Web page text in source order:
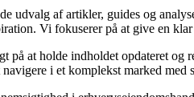
udvalg af artikler, guides og
Vi fokuserer på at give en klar
på at holde indholdet opdateret
i et komplekst marked med